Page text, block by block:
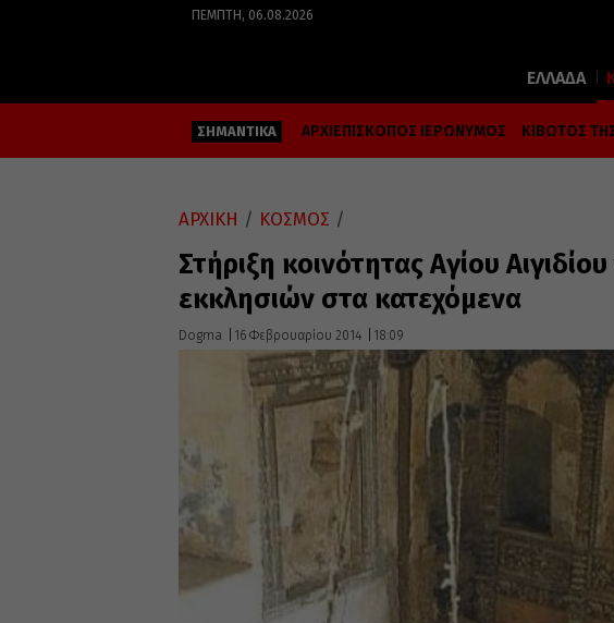
ΠΈΜΠΤΗ, 06.08.2026
ΕΛΛΑΔΑ
ΣΗΜΑΝΤΙΚΑ ΑΡΧΙΕΠΙΣΚΟΠΟΣ ΙΕΡΩΝΥΜΟΣ ΚΙΒΩΤΟΣ
ΑΡΧΙΚΗ / ΚΟΣΜΟΣ /
Στήριξη κοινότητας Αγίου
εκκλησιών στα κατεχόμενα
Dogma 16 Φεβρουαρίου 2014 18:09